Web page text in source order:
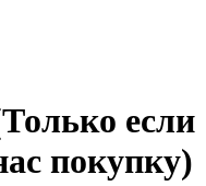
если
покупку)